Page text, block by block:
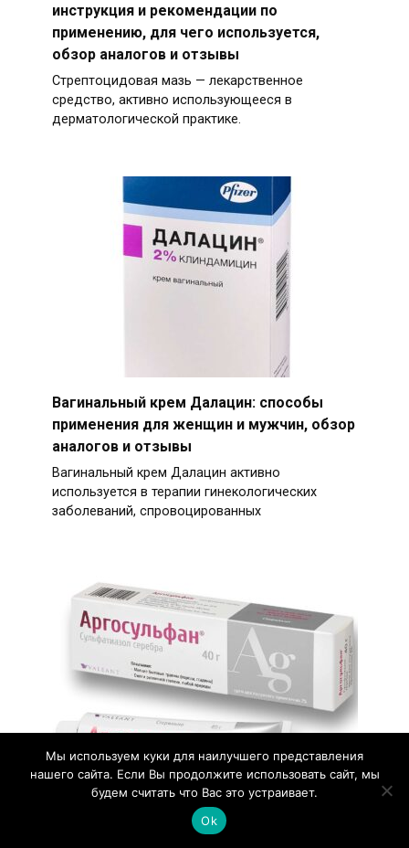
инструкция и рекомендации по
применению, для чего используется,
обзор аналогов и отзывы
Стрептоцидовая мазь — лекарственное
средство, активно использующееся в
дерматологической практике.
Вагинальный крем Далацин: способы
применения для женщин и мужчин, обзор
аналогов и отзывы
Вагинальный крем Далацин активно
используется в терапии гинекологических
заболеваний, спровоцированных
Мазь Аргосульфан – инструкция по
применению и отзывы
Мы используем куки для наилучшего представления
нашего сайта. Если Вы продолжите использовать сайт, мы
будем считать что Вас это устраивает.
Ok